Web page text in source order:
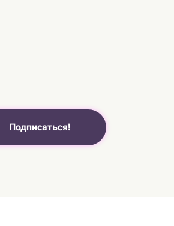
Подписаться!